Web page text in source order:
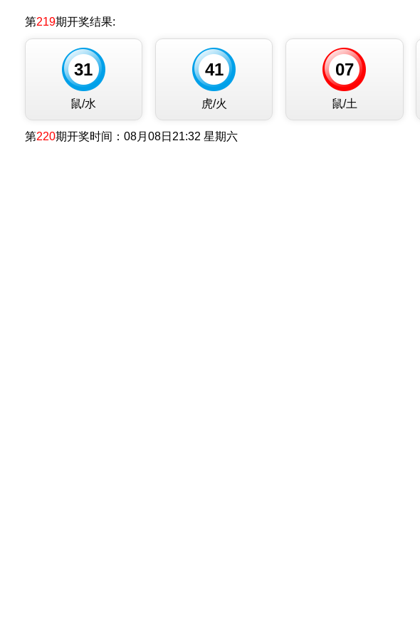
第219期开奖结果:
31
鼠/水
41
虎/火
07
鼠/土
第220期开奖时间： 08月08日21:32 星期六